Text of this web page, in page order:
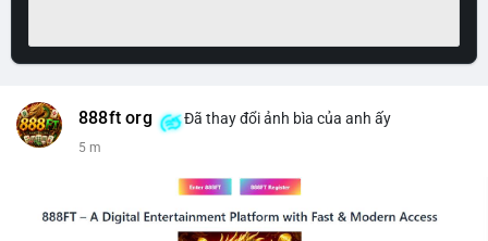
888ft org Đã thay đổi ảnh bìa của anh ấy
5 m